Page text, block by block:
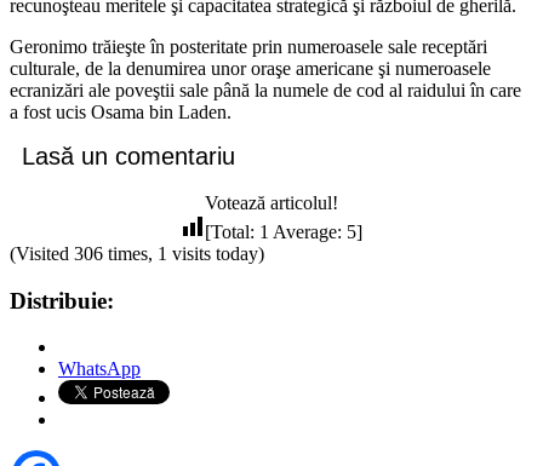
recunoşteau meritele şi capacitatea strategică şi războiul de gherilă.
Geronimo trăieşte în posteritate prin numeroasele sale receptări
culturale, de la denumirea unor oraşe americane şi numeroasele
ecranizări ale poveştii sale până la numele de cod al raidului în care
a fost ucis Osama bin Laden.
Lasă un comentariu
Votează articolul!
[Total: 1 Average: 5]
(Visited 306 times, 1 visits today)
Distribuie:
WhatsApp